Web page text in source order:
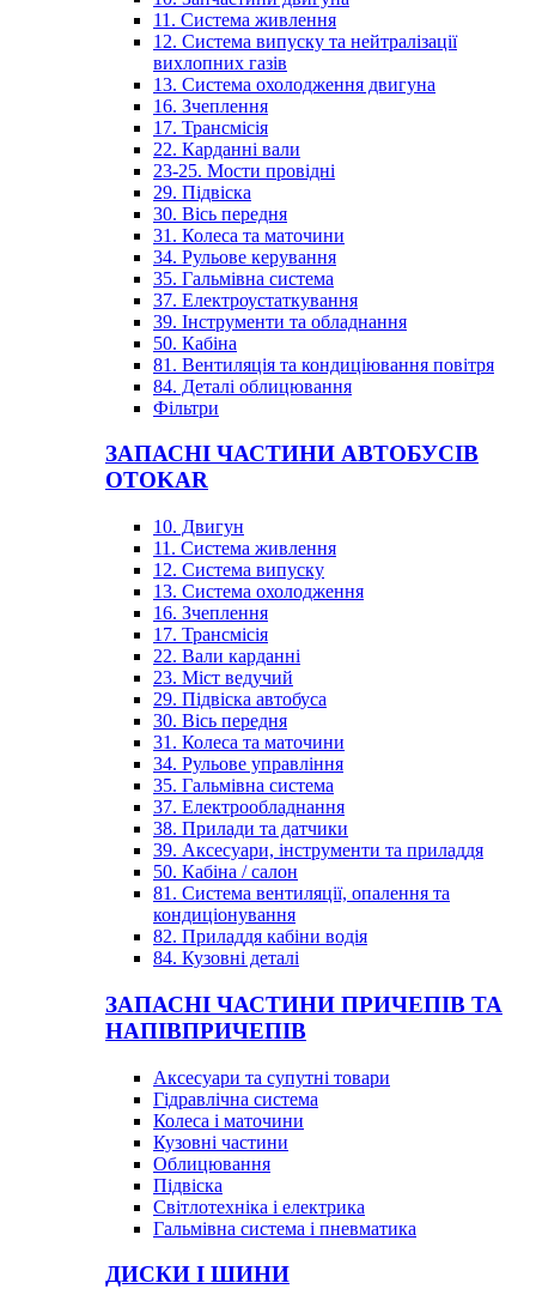
11. Система живлення
12. Система випуску та нейтралізації
вихлопних газів
13. Система охолодження двигуна
16. Зчеплення
17. Трансмісія
22. Карданні вали
23-25. Мости провідні
29. Підвіска
30. Вісь передня
31. Колеса та маточини
34. Рульове керування
35. Гальмівна система
37. Електроустаткування
39. Інструменти та обладнання
50. Кабіна
81. Вентиляція та кондиціювання повітря
84. Деталі облицювання
Фільтри
ЗАПАСНІ ЧАСТИНИ АВТОБУСІВ
OTOKAR
10. Двигун
11. Система живлення
12. Система випуску
13. Система охолодження
16. Зчеплення
17. Трансмісія
22. Вали карданні
23. Міст ведучий
29. Підвіска автобуса
30. Вісь передня
31. Колеса та маточини
34. Рульове управління
35. Гальмівна система
37. Електрообладнання
38. Прилади та датчики
39. Аксесуари, інструменти та приладдя
50. Кабіна / салон
81. Система вентиляції, опалення та
кондиціонування
82. Приладдя кабіни водія
84. Кузовні деталі
ЗАПАСНІ ЧАСТИНИ ПРИЧЕПІВ ТА
НАПІВПРИЧЕПІВ
Аксесуари та супутні товари
Гідравлічна система
Колеса і маточини
Кузовні частини
Облицювання
Підвіска
Світлотехніка і електрика
Гальмівна система і пневматика
ДИСКИ І ШИНИ